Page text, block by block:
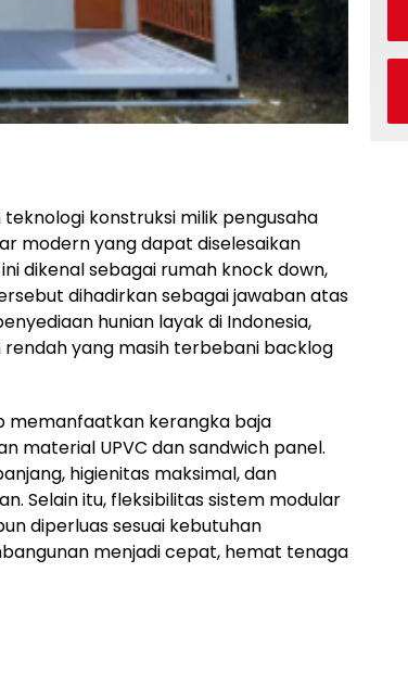
teknologi konstruksi milik pengusaha
modern yang dapat diselesaikan
dikenal sebagai rumah knock down,
dihadirkan sebagai jawaban atas
hunian layak di Indonesia,
yang masih terbebani backlog
memanfaatkan kerangka baja
material UPVC dan sandwich panel.
higienitas maksimal, dan
Selain itu, fleksibilitas sistem modular
diperluas sesuai kebutuhan
menjadi cepat, hemat tenaga